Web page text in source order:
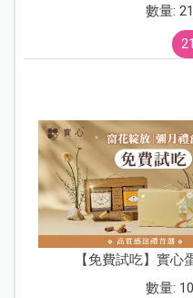
數量:
【免費試吃】實
數量: